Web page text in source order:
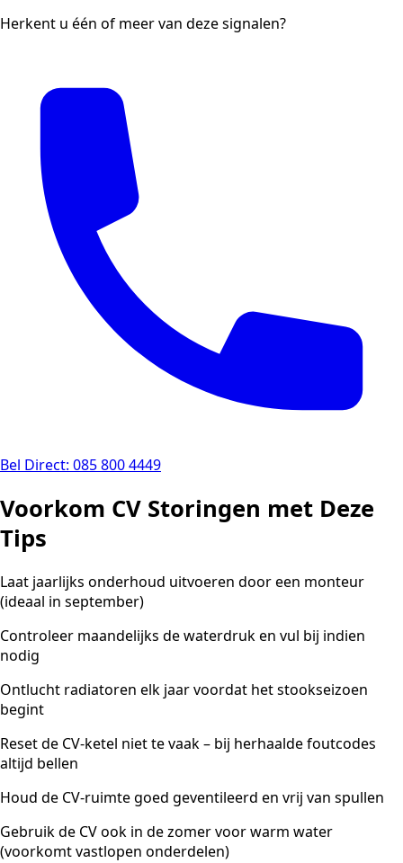
Herkent u één of meer van deze signalen?
Bel Direct: 085 800 4449
Voorkom CV Storingen met Deze
Tips
Laat jaarlijks onderhoud uitvoeren door een monteur
(ideaal in september)
Controleer maandelijks de waterdruk en vul bij indien
nodig
Ontlucht radiatoren elk jaar voordat het stookseizoen
begint
Reset de CV-ketel niet te vaak – bij herhaalde foutcodes
altijd bellen
Houd de CV-ruimte goed geventileerd en vrij van spullen
Gebruik de CV ook in de zomer voor warm water
(voorkomt vastlopen onderdelen)